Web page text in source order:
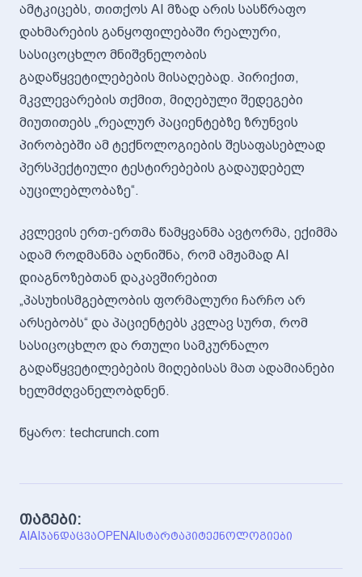
ამტკიცებს, თითქოს AI მზად არის სასწრაფო
დახმარების განყოფილებაში რეალური,
სასიცოცხლო მნიშვნელობის
გადაწყვეტილებების მისაღებად. პირიქით,
მკვლევარების თქმით, მიღებული შედეგები
მიუთითებს „რეალურ პაციენტებზე ზრუნვის
პირობებში ამ ტექნოლოგიების შესაფასებლად
პერსპექტიული ტესტირებების გადაუდებელ
აუცილებლობაზე“.
კვლევის ერთ-ერთმა წამყვანმა ავტორმა, ექიმმა
ადამ როდმანმა აღნიშნა, რომ ამჟამად AI
დიაგნოზებთან დაკავშირებით
„პასუხისმგებლობის ფორმალური ჩარჩო არ
არსებობს“ და პაციენტებს კვლავ სურთ, რომ
სასიცოცხლო და რთული სამკურნალო
გადაწყვეტილებების მიღებისას მათ ადამიანები
ხელმძღვანელობდნენ.
წყარო: techcrunch.com
თაგები:
AIAIᲯᲐᲜᲓᲐᲪᲕᲐOPENAIᲡᲢᲐᲠᲢᲐᲞᲘᲢᲔᲥᲜᲝᲚᲝᲒᲘᲔᲑᲘ